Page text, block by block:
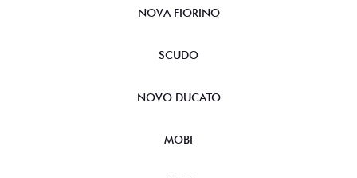
NOVA FIORINO
SCUDO
NOVO DUCATO
MOBI